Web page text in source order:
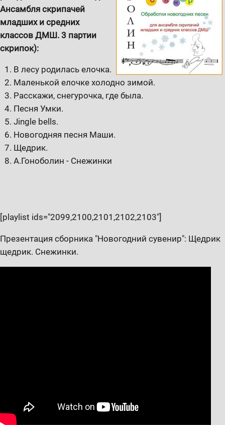
Ансамбля скрипачей
младших и средних
классов ДМШ. 3 партии
скрипок):
В лесу родилась елочка.
Маленькой елочке холодно зимой.
Расскажи, снегурочка, где была.
Песня Умки.
Jingle bells.
Новогодняя песня Маши.
Щедрик.
А.Гоноболин - Снежинки
[playlist ids="2099,2100,2101,2102,2103"]
Презентация сборника "Новогодний сувенир": Щедрик
щедрик. Снежинки.